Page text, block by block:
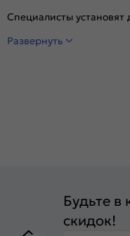
Специалисты установят
Развернуть
Будьте в
скидок!